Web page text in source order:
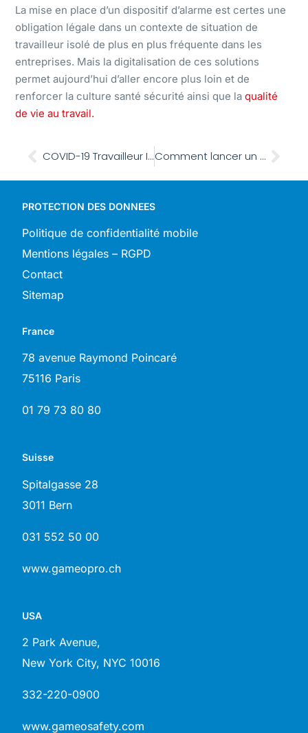
La mise en place d’un dispositif d’alarme est certes une
obligation légale dans un contexte de situation de
travailleur isolé de plus en plus fréquente dans les
entreprises. Mais la digitalisation de ces solutions
permet aujourd’hui d’aller encore plus loin et de
renforcer la culture santé sécurité ainsi que laqualité
de vie au travail.
COVID-19 Travailleur Isolé : notre retour d’expérience Comment lancer un projet Protection des Travailleurs Isolés ?
PROTECTION DES DONNEES
Politique de confidentialité mobile
Mentions légales – RGPD
Contact
Sitemap
France
78 avenue Raymond Poincaré
75116 Paris
01 79 73 80 80
Suisse
Spitalgasse 28
3011 Bern
031 552 50 00
www.gameopro.ch
USA
2 Park Avenue,
New York City, NYC 10016
332-220-0900
www.gameosafety.com